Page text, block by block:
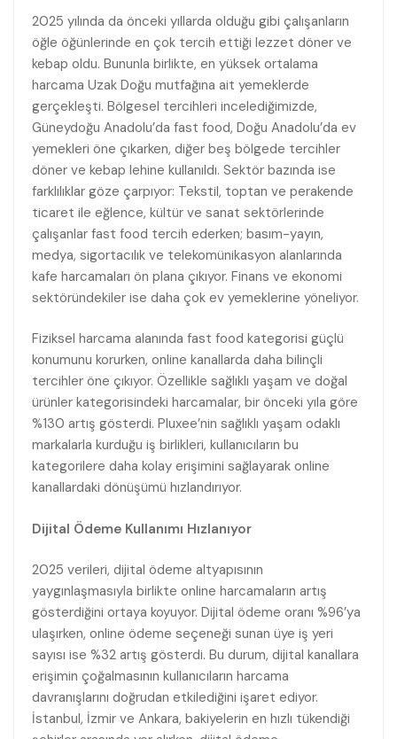
2025 yılında da önceki yıllarda olduğu gibi çalışanların
öğle öğünlerinde en çok tercih ettiği lezzet döner ve
kebap oldu. Bununla birlikte, en yüksek ortalama
harcama Uzak Doğu mutfağına ait yemeklerde
gerçekleşti. Bölgesel tercihleri incelediğimizde,
Güneydoğu Anadolu’da fast food, Doğu Anadolu’da ev
yemekleri öne çıkarken, diğer beş bölgede tercihler
döner ve kebap lehine kullanıldı. Sektör bazında ise
farklılıklar göze çarpıyor: Tekstil, toptan ve perakende
ticaret ile eğlence, kültür ve sanat sektörlerinde
çalışanlar fast food tercih ederken; basım-yayın,
medya, sigortacılık ve telekomünikasyon alanlarında
kafe harcamaları ön plana çıkıyor. Finans ve ekonomi
sektöründekiler ise daha çok ev yemeklerine yöneliyor.
Fiziksel harcama alanında fast food kategorisi güçlü
konumunu korurken, online kanallarda daha bilinçli
tercihler öne çıkıyor. Özellikle sağlıklı yaşam ve doğal
ürünler kategorisindeki harcamalar, bir önceki yıla göre
%130 artış gösterdi. Pluxee’nin sağlıklı yaşam odaklı
markalarla kurduğu iş birlikleri, kullanıcıların bu
kategorilere daha kolay erişimini sağlayarak online
kanallardaki dönüşümü hızlandırıyor.
Dijital Ödeme Kullanımı Hızlanıyor
2025 verileri, dijital ödeme altyapısının
yaygınlaşmasıyla birlikte online harcamaların artış
gösterdiğini ortaya koyuyor. Dijital ödeme oranı %96’ya
ulaşırken, online ödeme seçeneği sunan üye iş yeri
sayısı ise %32 artış gösterdi. Bu durum, dijital kanallara
erişimin çoğalmasının kullanıcıların harcama
davranışlarını doğrudan etkilediğini işaret ediyor.
İstanbul, İzmir ve Ankara, bakiyelerin en hızlı tükendiği